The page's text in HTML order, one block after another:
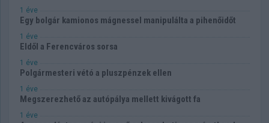
1 éve
Egy bolgár kamionos mágnessel manipulálta a pihenőidőt
1 éve
Eldől a Ferencváros sorsa
1 éve
Polgármesteri vétó a pluszpénzek ellen
1 éve
Megszerezhető az autópálya mellett kivágott fa
1 éve